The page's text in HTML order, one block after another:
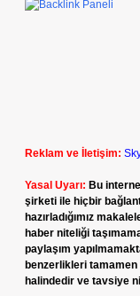
Reklam ve İletişim:
Yasal Uyarı: Bu
şirketi ile hiçbir
hazırladığımız
haber niteliği
paylaşım
benzerlikleri
halindedir ve tavsiye